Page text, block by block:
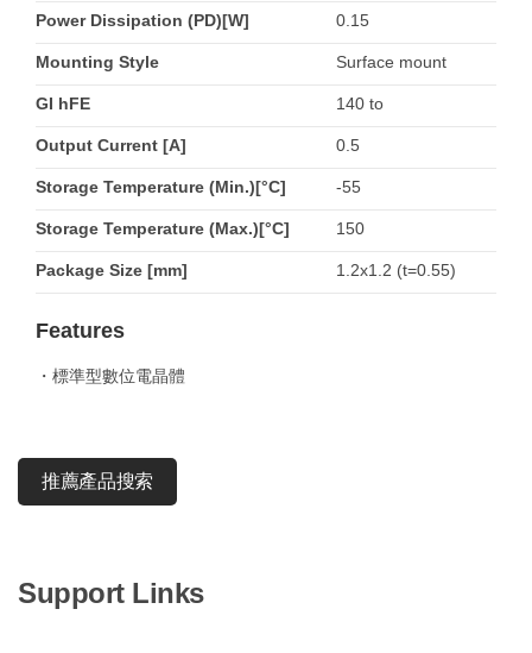
Power Dissipation (PD)[W] 0.15
Mounting Style Surface mount
GI hFE 140 to
Output Current [A] 0.5
Storage Temperature (Min.)[°C] -55
Storage Temperature (Max.)[°C] 150
Package Size [mm] 1.2x1.2 (t=0.55)
Features
・標準型數位電晶體
推薦產品搜索
Support Links